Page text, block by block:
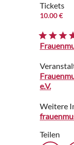
Tickets
10.00 €
e.V.
Weitere
Teilen